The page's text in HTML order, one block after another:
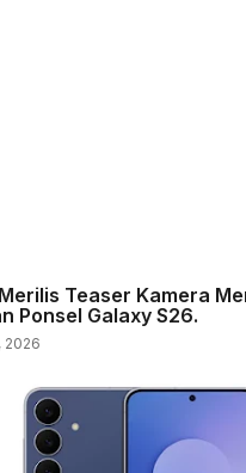
Teaser Kamera
Ponsel Galaxy S26.
2026